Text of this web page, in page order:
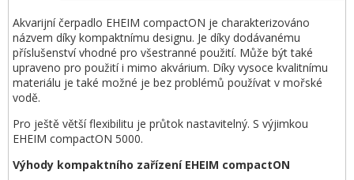
Akvarijní čerpadlo EHEIM compactON je charakterizováno
názvem díky kompaktnímu designu. Je díky dodávanému
příslušenství vhodné pro všestranné použití. Může být také
upraveno pro použití i mimo akvárium. Díky vysoce kvalitnímu
materiálu je také možné je bez problémů používat v mořské
vodě.
Pro ještě větší flexibilitu je průtok nastavitelný. S výjimkou
EHEIM compactON 5000.
Výhody kompaktního zařízení EHEIM compactON